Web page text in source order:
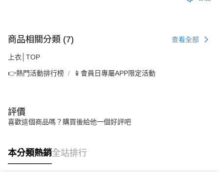
商品相關分類 (7) 查看全部
上衣│TOP
👉熱門活動排行榜 📱會員日專屬APP限定活動
評價
喜歡這個商品嗎？購買後給他一個好評吧
本分類熱銷全站排行